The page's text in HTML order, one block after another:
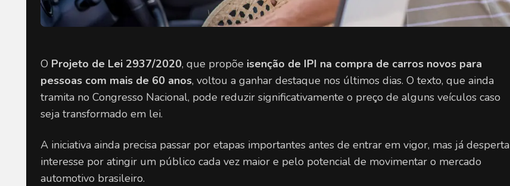
O Projeto de Lei 2937/2020, que propõe isenção de IPI na compra de carros novos para
pessoas com mais de 60 anos, voltou a ganhar destaque nos últimos dias. O texto, que ainda
tramita no Congresso Nacional, pode reduzir significativamente o preço de alguns veículos caso
seja transformado em lei.
A iniciativa ainda precisa passar por etapas importantes antes de entrar em vigor, mas já desperta
interesse por atingir um público cada vez maior e pelo potencial de movimentar o mercado
automotivo brasileiro.